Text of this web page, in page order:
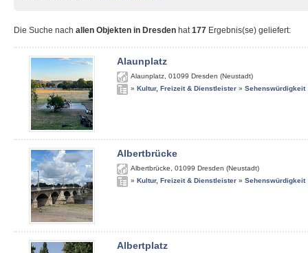
Die Suche nach allen Objekten in Dresden hat177 Ergebnis(se) geliefert:
Alaunplatz
Alaunplatz 01099 Dresden (Neustadt)
» Kultur, Freizeit & Dienstleister » Sehenswürdigkeit
Albertbrücke
Albertbrücke 01099 Dresden (Neustadt)
» Kultur, Freizeit & Dienstleister » Sehenswürdigkeit
Albertplatz